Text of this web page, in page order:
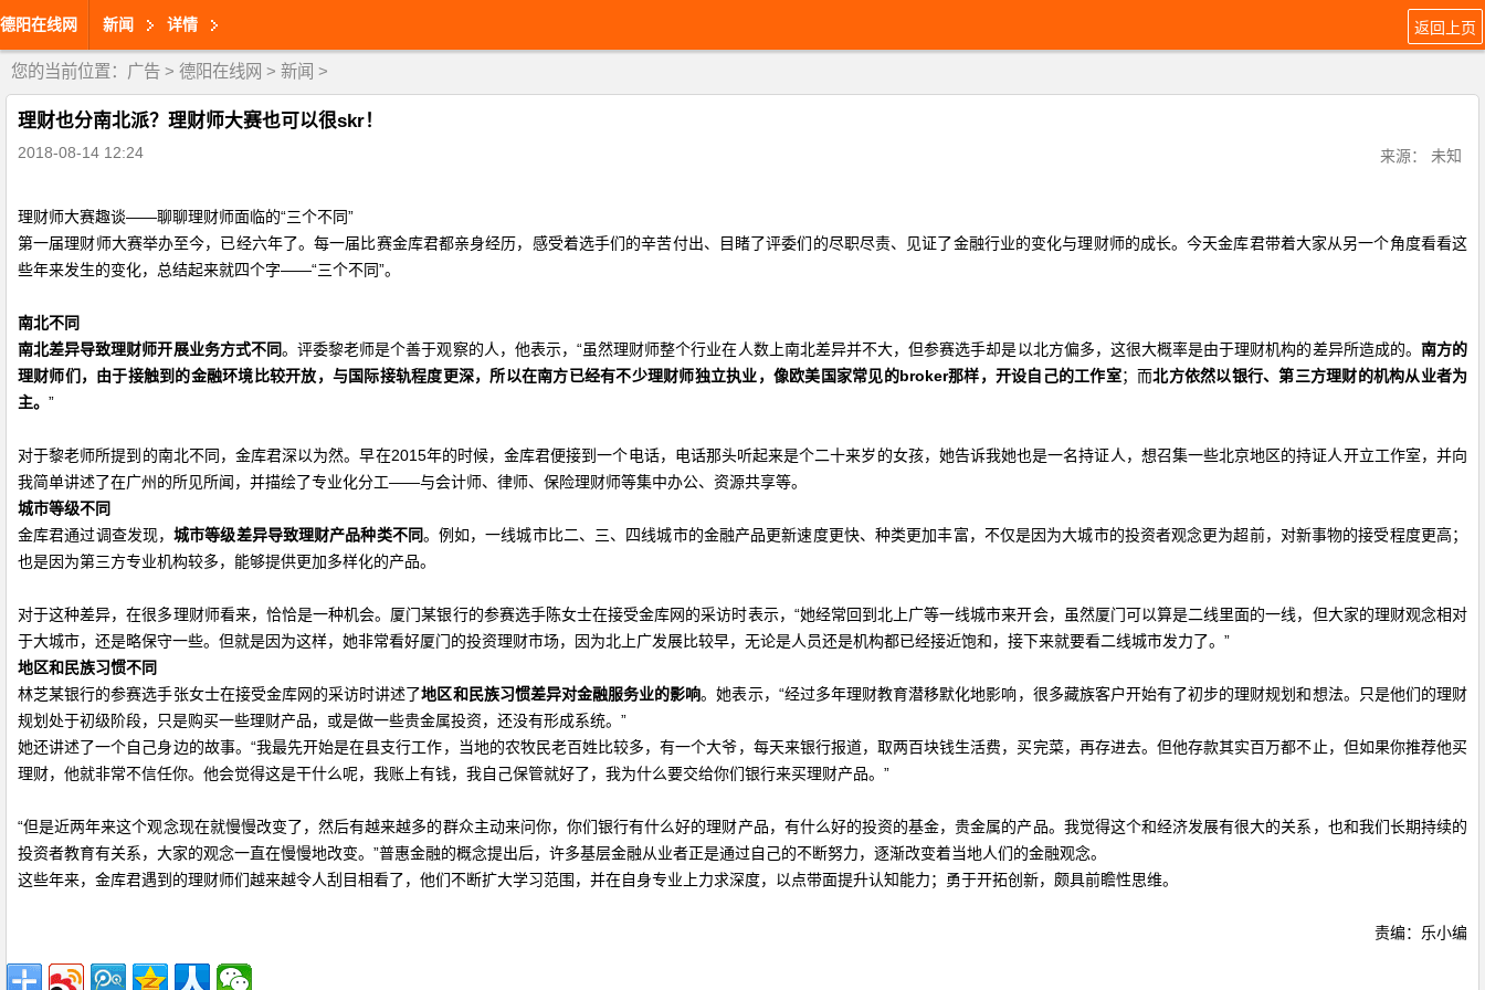
德阳在线网 新闻 详情 返回上页
您的当前位置： 广告 > 德阳在线网 > 新闻 >
理财也分南北派？理财师大赛也可以很skr！
2018-08-14 12:24 来源： 未知
理财师大赛趣谈——聊聊理财师面临的“三个不同”
第一届理财师大赛举办至今，已经六年了。每一届比赛金库君都亲身经历，感受着选手们的辛苦付出、目睹了评委们的尽职尽责、见证了金融行业的变化与理财师的成长。今天金库君带着大家从另一个角度看看这
些年来发生的变化，总结起来就四个字——“三个不同”。
南北不同
南北差异导致理财师开展业务方式不同。评委黎老师是个善于观察的人，他表示，“虽然理财师整个行业在人数上南北差异并不大，但参赛选手却是以北方偏多，这很大概率是由于理财机构的差异所造成的。 南方的
理财师们，由于接触到的金融环境比较开放，与国际接轨程度更深，所以在南方已经有不少理财师独立执业，像欧美国家常见的broker那样，开设自己的工作室；而北方依然以银行、第三方理财的机构从业者为
主。 ”
对于黎老师所提到的南北不同，金库君深以为然。早在2015年的时候，金库君便接到一个电话，电话那头听起来是个二十来岁的女孩，她告诉我她也是一名持证人，想召集一些北京地区的持证人开立工作室，并向
我简单讲述了在广州的所见所闻，并描绘了专业化分工——与会计师、律师、保险理财师等集中办公、资源共享等。
城市等级不同
金库君通过调查发现，城市等级差异导致理财产品种类不同。例如，一线城市比二、三、四线城市的金融产品更新速度更快、种类更加丰富，不仅是因为大城市的投资者观念更为超前，对新事物的接受程度更高；
也是因为第三方专业机构较多，能够提供更加多样化的产品。
对于这种差异，在很多理财师看来，恰恰是一种机会。厦门某银行的参赛选手陈女士在接受金库网的采访时表示，“她经常回到北上广等一线城市来开会，虽然厦门可以算是二线里面的一线，但大家的理财观念相对
于大城市，还是略保守一些。但就是因为这样，她非常看好厦门的投资理财市场，因为北上广发展比较早，无论是人员还是机构都已经接近饱和，接下来就要看二线城市发力了。”
地区和民族习惯不同
林芝某银行的参赛选手张女士在接受金库网的采访时讲述了地区和民族习惯差异对金融服务业的影响。她表示，“经过多年理财教育潜移默化地影响，很多藏族客户开始有了初步的理财规划和想法。只是他们的理财
规划处于初级阶段，只是购买一些理财产品，或是做一些贵金属投资，还没有形成系统。”
她还讲述了一个自己身边的故事。“我最先开始是在县支行工作，当地的农牧民老百姓比较多，有一个大爷，每天来银行报道，取两百块钱生活费，买完菜，再存进去。但他存款其实百万都不止，但如果你推荐他买
理财，他就非常不信任你。他会觉得这是干什么呢，我账上有钱，我自己保管就好了，我为什么要交给你们银行来买理财产品。”
“但是近两年来这个观念现在就慢慢改变了，然后有越来越多的群众主动来问你，你们银行有什么好的理财产品，有什么好的投资的基金，贵金属的产品。我觉得这个和经济发展有很大的关系，也和我们长期持续的
投资者教育有关系，大家的观念一直在慢慢地改变。”普惠金融的概念提出后，许多基层金融从业者正是通过自己的不断努力，逐渐改变着当地人们的金融观念。
这些年来，金库君遇到的理财师们越来越令人刮目相看了，他们不断扩大学习范围，并在自身专业上力求深度，以点带面提升认知能力；勇于开拓创新，颇具前瞻性思维。
责编：乐小编